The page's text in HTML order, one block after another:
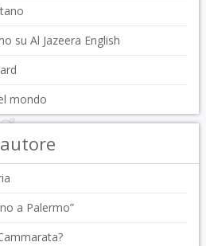
su Al Jazeera English
mondo
a Palermo”